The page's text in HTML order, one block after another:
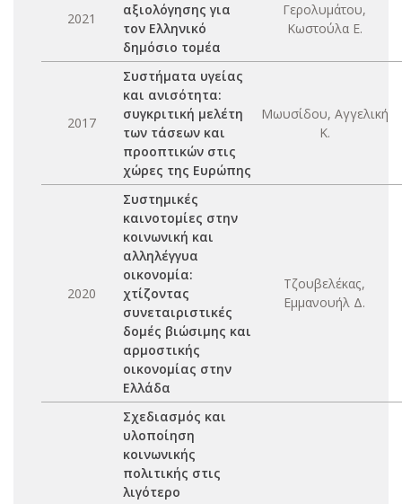
2021
αξιολόγησης για
τον Ελληνικό
δημόσιο τομέα
Γερολυμάτου,
Κωστούλα Ε.
2017
Συστήματα υγείας
και ανισότητα:
συγκριτική μελέτη
των τάσεων και
προοπτικών στις
χώρες της Ευρώπης
Μωυσίδου, Αγγελική
Κ.
2020
Συστημικές
καινοτομίες στην
κοινωνική και
αλληλέγγυα
οικονομία:
χτίζοντας
συνεταιριστικές
δομές βιώσιμης και
αρμοστικής
οικονομίας στην
Ελλάδα
Τζουβελέκας,
Εμμανουήλ Δ.
Σχεδιασμός και
υλοποίηση
κοινωνικής
πολιτικής στις
λιγότερο